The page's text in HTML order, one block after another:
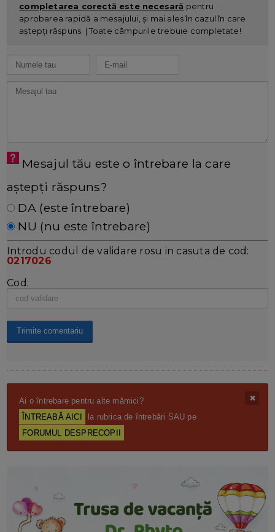
completarea corectă este necesară pentru
aprobarea rapidă a mesajului, și mai ales în cazul în care
aștepți răspuns. | Toate câmpurile trebuie completate!
Mesajul tău este o întrebare la care
aștepți răspuns?
DA (este întrebare)
NU (nu este întrebare)
Introdu codul de validare rosu in casuta de cod:
0217026
Cod:
Ai o întrebare pentru alte mămici?
ÎNTREABĂ AICI
la rubrica de întrebări SAU pe
FORUMUL DESPRECOPII